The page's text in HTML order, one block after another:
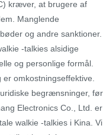
kræver, at brugere af
Manglende
og andre sanktioner.
-talkies alsidige
og personlige formål.
omkostningseffektive.
begrænsninger, før
Electronics Co., Ltd. er
walkie -talkies i Kina. Vi